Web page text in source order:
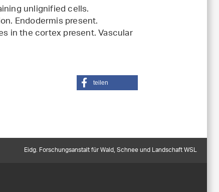
unlignified cells.
Endodermis present.
in the cortex present. Vascular
teilen
Eidg. Forschungsanstalt für Wald, Schnee und Landschaft WSL